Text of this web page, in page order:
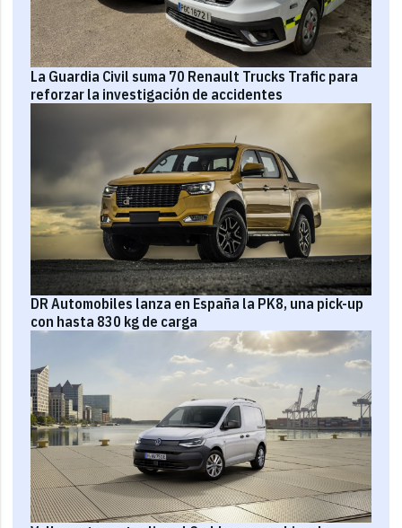
La Guardia Civil suma 70 Renault Trucks Trafic para
reforzar la investigación de accidentes
DR Automobiles lanza en España la PK8, una pick-up
con hasta 830 kg de carga